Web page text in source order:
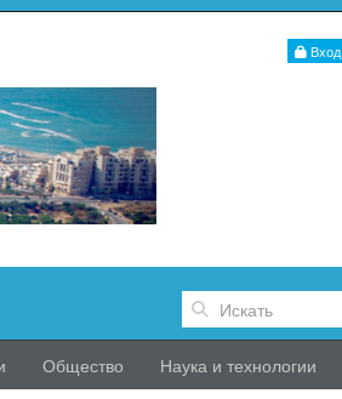
Вход
Общество Наука и технологии